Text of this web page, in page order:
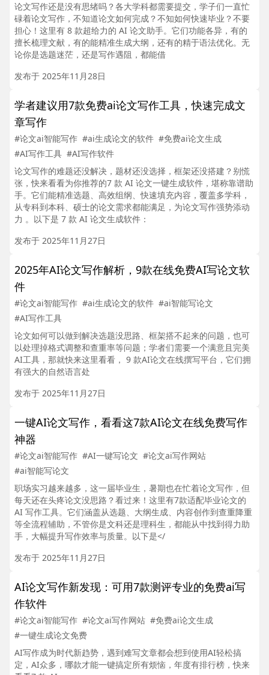
论文写作还是没有思绪吗？各大学科都需要提交，学子们一直忙
碌着论文写作，不知道论文如何完成？不知如何快速毕业？不要
担心！这里有 8 款超给力的 AI 论文助手。它们功能各异，有的
擅长梳理文献，有的能精准生成大纲，还有的精于语法优化。无
论你是选题迷茫，还是写作遇阻，都能借
发布于 2025年11月28日
学者建议用7款免费ai论文写作工具，快速完成文
章写作
#论文ai智能写作 #ai生成论文的软件 #免费ai论文生成
#AI写作工具 #AI写作软件
论文写作的难题还没解决，题材还没选择，框架还没搭建？别慌
张，快来看看为你推荐的7 款 AI 论文一键生成软件，堪称靠谱助
手。它们能精准选题、高效组纲、快速填充内容，覆盖多学科，
从专科到本科、硕士的论文需求都能满足，为论文写作强势添动
力 。以下是 7 款 AI 论文生成软件：
发布于 2025年11月27日
2025年AI论文写作解析，9款在线免费AI写论文软
件
#论文ai智能写作 #ai生成论文的软件 #ai智能写论文
#AI写作工具
论文如何可以做到解决选题没思路、框架搭不起来的问题，也可
以处理掉格式调整和查重率等问题；学者们需要一个满意且完美
AI工具，那就快来这里看看， 9 款AI论文在线撰写平台，它们拥
有强大的自然语言处
发布于 2025年11月27日
一键AI论文写作，看看这7款AI论文在线免费写作
神器
#论文ai智能写作 #AI一键写论文 #论文ai写作网站
#ai智能写论文
职场实习越来越多，这一届毕业生，暑期也在忙着论文写作，但
每天还在头疼论文没思路？看过来！这里有7款适配毕业论文的
AI 写作工具。它们涵盖从选题、大纲生成、内容创作到查重降重
等全流程辅助，不管你是文科还是理科生，都能从中找到得力助
手，大幅提升写作效率与质量。以下是</
发布于 2025年11月27日
AI论文写作新发现：可用7款测评专业的免费ai写
作软件
#论文ai智能写作 #论文ai写作网站 #免费ai论文生成
#一键生成论文免费
AI写作成为时代新趋势，遇到难写文章都会想到使用AI轻松搞
定，AI众多，哪款才能一键搞定所有烦恼，年度有排行榜，快来